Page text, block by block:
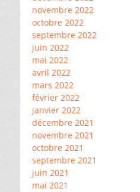
novembre 2022
octobre 2022
septembre 2022
juin 2022
mai 2022
avril 2022
mars 2022
février 2022
janvier 2022
décembre 2021
novembre 2021
octobre 2021
septembre 2021
juin 2021
mai 2021